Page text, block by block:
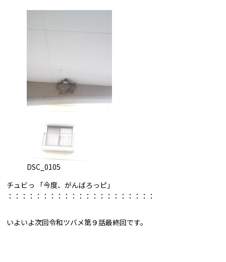
DSC_0105
チュビっ 「今度、がんばろっピ」
：：：：：：：：：：：：：：：：：：：：：
いよいよ次回令和ツバメ第９話最終回です。